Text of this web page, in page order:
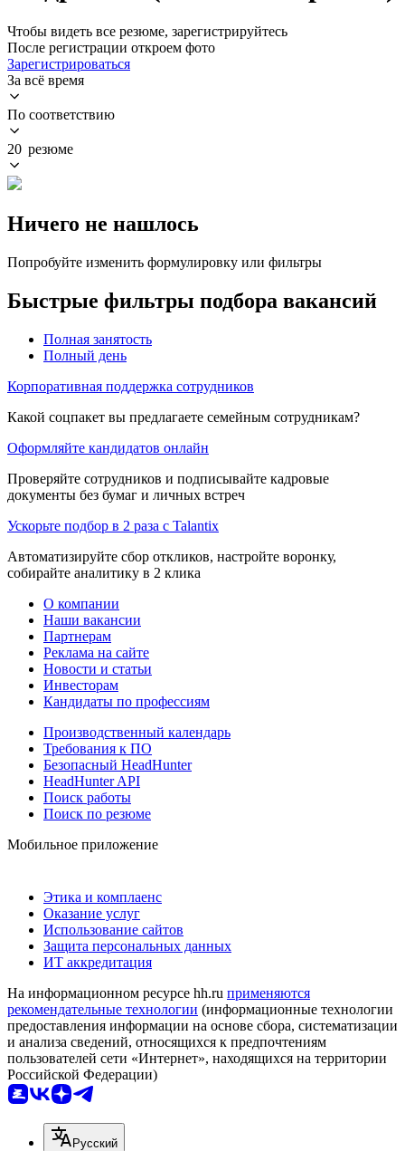
Чтобы видеть все резюме, зарегистрируйтесь
После регистрации откроем фото
Зарегистрироваться
За всё время
По соответствию
20 резюме
Ничего не нашлось
Попробуйте изменить формулировку или фильтры
Быстрые фильтры подбора вакансий
Полная занятость
Полный день
Корпоративная поддержка сотрудников
Какой соцпакет вы предлагаете семейным сотрудникам?
Оформляйте кандидатов онлайн
Проверяйте сотрудников и подписывайте кадровые
документы без бумаг и личных встреч
Ускорьте подбор в 2 раза с Talantix
Автоматизируйте сбор откликов, настройте воронку,
собирайте аналитику в 2 клика
О компании
Наши вакансии
Партнерам
Реклама на сайте
Новости и статьи
Инвесторам
Кандидаты по профессиям
Производственный календарь
Требования к ПО
Безопасный HeadHunter
HeadHunter API
Поиск работы
Поиск по резюме
Мобильное приложение
Этика и комплаенс
Оказание услуг
Использование сайтов
Защита персональных данных
ИТ аккредитация
На информационном ресурсе hh.ru применяются
рекомендательные технологии (информационные технологии
предоставления информации на основе сбора, систематизации
и анализа сведений, относящихся к предпочтениям
пользователей сети «Интернет», находящихся на территории
Российской Федерации)
Русский